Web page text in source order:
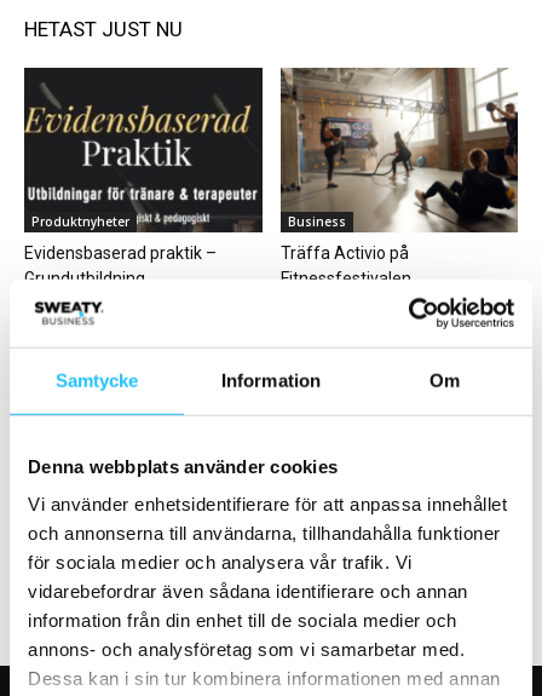
Samtycke Information Om
Denna webbplats använder cookies
Vi använder enhetsidentifierare för att anpassa innehållet
och annonserna till användarna, tillhandahålla funktioner
för sociala medier och analysera vår trafik. Vi
vidarebefordrar även sådana identifierare och annan
information från din enhet till de sociala medier och
annons- och analysföretag som vi samarbetar med.
Dessa kan i sin tur kombinera informationen med annan
HETAST JUST NU
Produktnyheter
Evidensbaserad praktik –
Grundutbildning
Business
Träffa Activio på
Fitnessfestivalen
Business
Virgin Active –
höghöjdsträning i gruppformat
Business
Retention i praktiken? 3 tips
från NG Dialogue